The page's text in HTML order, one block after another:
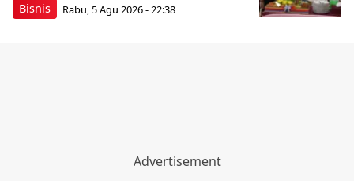
Bisnis Rabu, 5 Agu 2026 - 22:38